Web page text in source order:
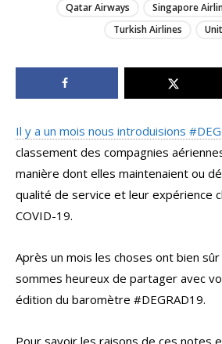
Qatar Airways
Singapore
Turkish Airlines
Il y a un mois nous introduisions
classement des compagnies
manière dont elles maintenaient ou
qualité de service et leur expérience
COVID-19.
Après un mois les choses ont bien
sommes heureux de partager avec
édition du baromètre #DEGRAD19.